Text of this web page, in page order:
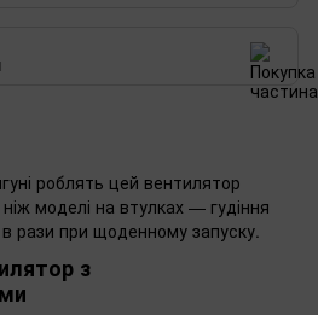
роблять цей вентилятор
моделі на втулках — гудіння
рази при щоденному запуску.
з